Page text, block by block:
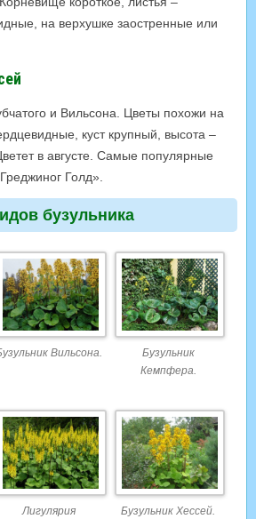
на верхушке заостренные или
и Вильсона. Цветы похожи на
куст крупный, высота –
в августе. Самые популярные
Голд».
бузульника
Вильсона.
Бузульник
Кемпфера.
Лигулярия
Бузульник Хессей.